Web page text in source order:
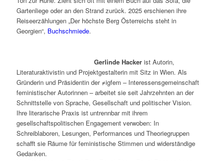
Gartenliege oder an den Strand zurück. 2025 erschienen ihre
Reiseerzählungen „Der höchste Berg Österreichs steht in
Georgien“, Buchschmiede.
Gerlinde Hackerist Autorin,
Literaturaktivistin und Projektgestalterin mit Sitz in Wien. Als
Gründerin und Präsidentin der ≠igfem – Interessensgemeinschaft
feministischer Autorinnen – arbeitet sie seit Jahrzehnten an der
Schnittstelle von Sprache, Gesellschaft und politischer Vision.
Ihre literarische Praxis ist untrennbar mit ihrem
gesellschaftspolitischen Engagement verwoben: In
Schreiblaboren, Lesungen, Performances und Theoriegruppen
schafft sie Räume für feministische Stimmen und widerständige
Gedanken.